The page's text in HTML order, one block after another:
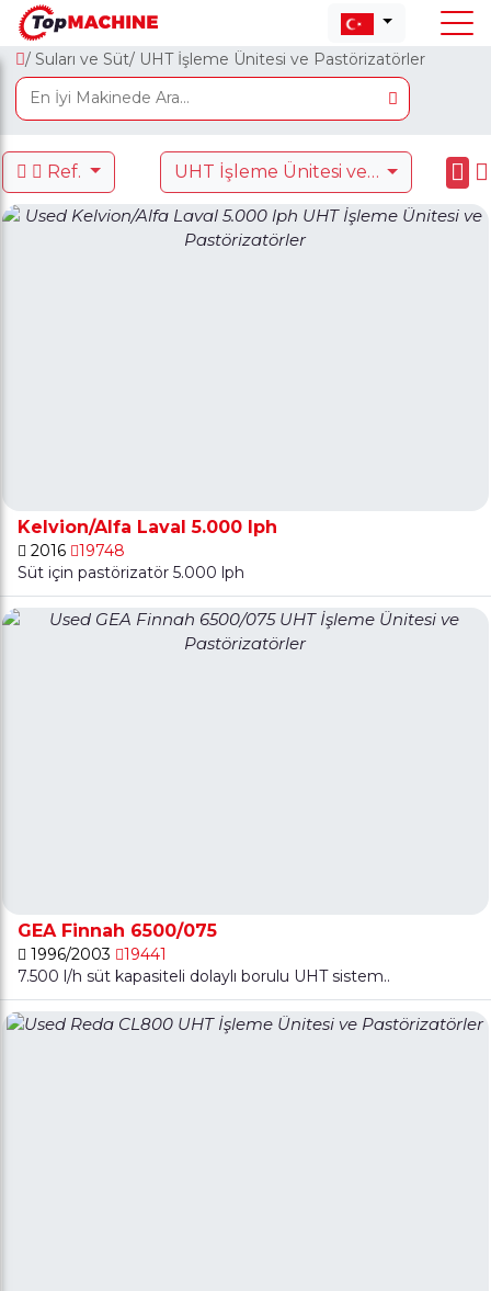
/ Suları ve Süt/ UHT İşleme Ünitesi ve Pastörizatörler
Ref. UHT İşleme Ünitesi ve Pastörizatörler
Kelvion/Alfa Laval 5.000 lph
2016
19748
Süt için pastörizatör 5.000 lph
GEA Finnah 6500/075
1996/2003
19441
7.500 l/h süt kapasiteli dolaylı borulu UHT sistem..